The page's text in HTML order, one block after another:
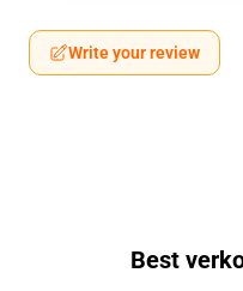
Write your review
Best